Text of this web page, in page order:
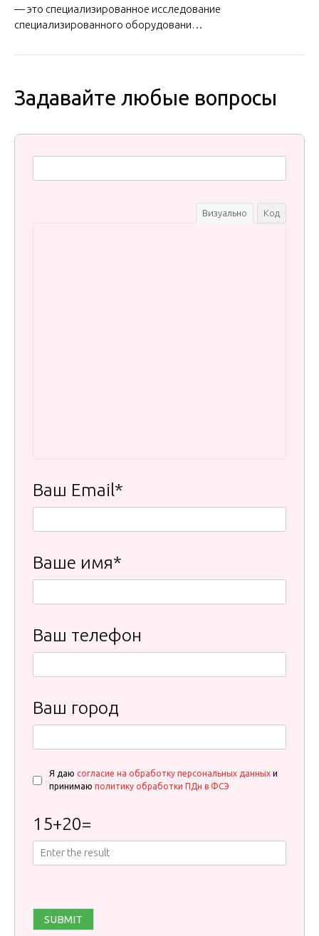
— это специализированное исследование
специализированного оборудовани…
Задавайте любые вопросы
Визуально Код
Ваш Email*
Ваше имя*
Ваш телефон
Ваш город
Я даю согласие на обработку персональных данных и
принимаю политику обработки ПДн в ФСЭ
15+20=